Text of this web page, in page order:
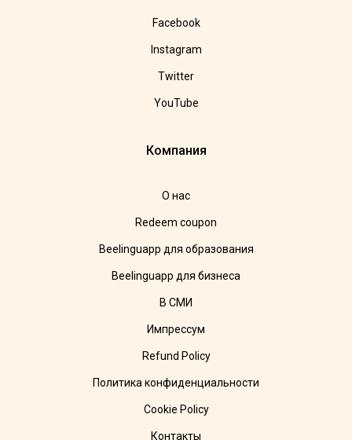
Facebook
Instagram
Twitter
YouTube
Компания
О нас
Redeem coupon
Beelinguapp для образования
Beelinguapp для бизнеса
В СМИ
Импрессум
Refund Policy
Политика конфиденциальности
Cookie Policy
Контакты